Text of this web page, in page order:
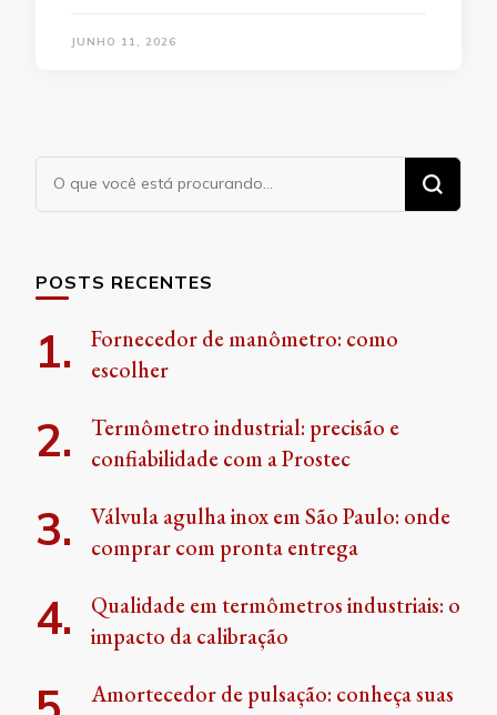
JUNHO 11, 2026
Procurando
algo?
POSTS RECENTES
Fornecedor de manômetro: como
escolher
Termômetro industrial: precisão e
confiabilidade com a Prostec
Válvula agulha inox em São Paulo: onde
comprar com pronta entrega
Qualidade em termômetros industriais: o
impacto da calibração
Amortecedor de pulsação: conheça suas